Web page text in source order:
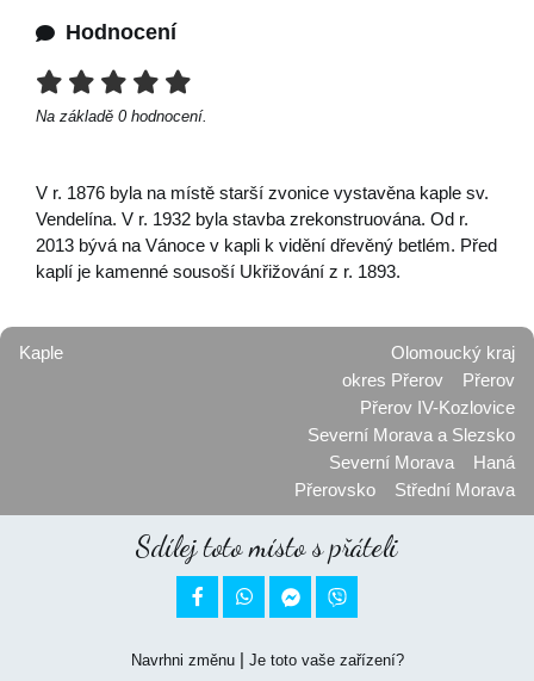
Hodnocení
Na základě 0 hodnocení.
V r. 1876 byla na místě starší zvonice vystavěna kaple sv.
Vendelína. V r. 1932 byla stavba zrekonstruována. Od r.
2013 bývá na Vánoce v kapli k vidění dřevěný betlém. Před
kaplí je kamenné sousoší Ukřižování z r. 1893.
Kaple
Olomoucký kraj
okres Přerov
Přerov
Přerov IV-Kozlovice
Severní Morava a Slezsko
Severní Morava
Haná
Přerovsko
Střední Morava
Sdílej toto místo s přáteli
 
Navrhni změnu| Je toto vaše zařízení?